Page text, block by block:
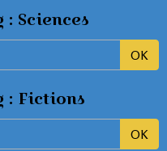
Sciences
OK
: Fictions
OK